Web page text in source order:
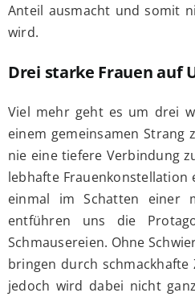
Anteil ausmacht und somit
wird.
Drei starke Frauen auf
Viel mehr geht es um drei
einem gemeinsamen
nie eine tiefere Verbindung
lebhafte
einmal im Schatten einer
entführen uns die
Schmausereien. Ohne
bringen durch
jedoch wird dabei nicht